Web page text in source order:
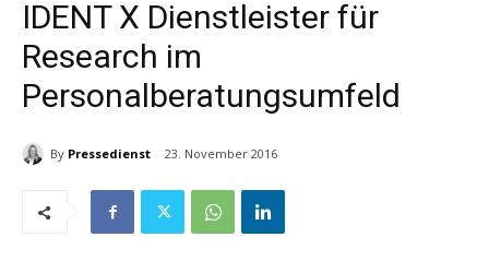
IDENT X Dienstleister für
Research im
Personalberatungsumfeld
By Pressedienst 23. November 2016